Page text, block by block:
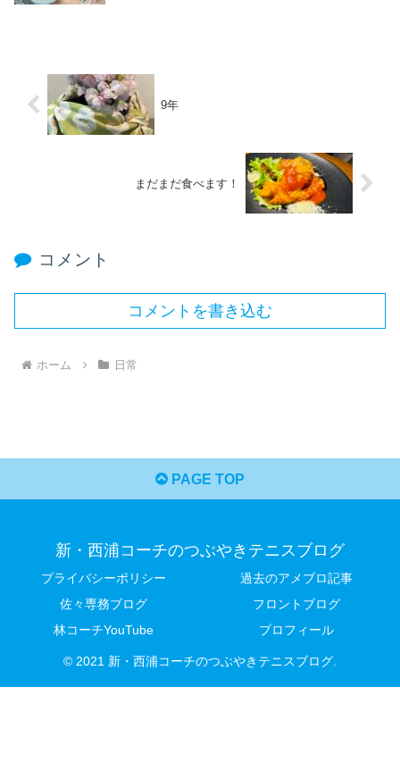
9年
まだまだ食べます！
コメント
コメントを書き込む
ホーム 日常
PAGE TOP
新・西浦コーチのつぶやきテニスブログ
プライバシーポリシー
過去のアメブロ記事
佐々専務ブログ
フロントブログ
林コーチYouTube
プロフィール
© 2021 新・西浦コーチのつぶやきテニスブログ.